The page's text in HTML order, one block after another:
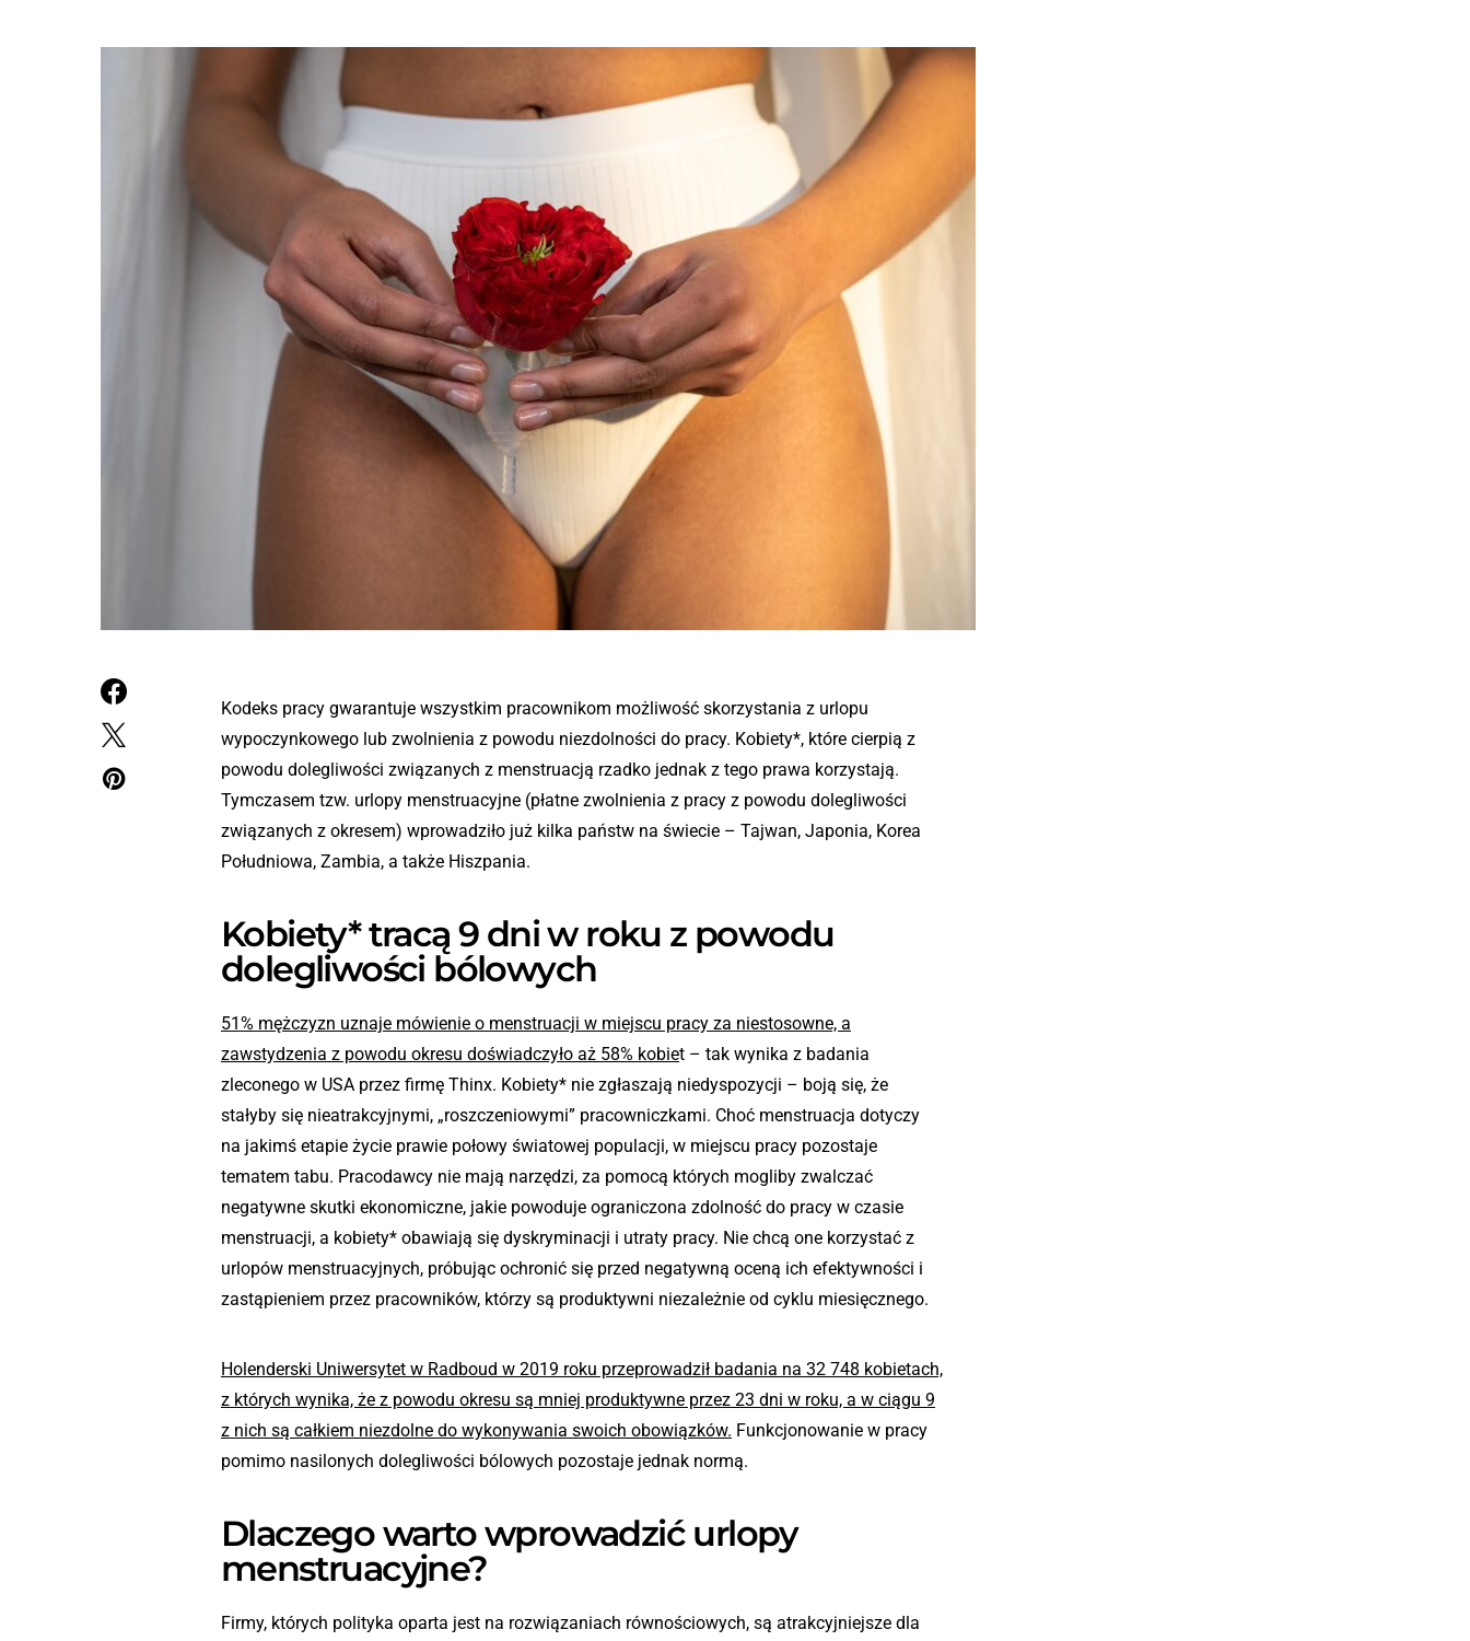
Kodeks pracy gwarantuje wszystkim pracownikom możliwość skorzystania z urlopu
wypoczynkowego lub zwolnienia z powodu niezdolności do pracy. Kobiety*, które cierpią z
powodu dolegliwości związanych z menstruacją rzadko jednak z tego prawa korzystają.
Tymczasem tzw. urlopy menstruacyjne (płatne zwolnienia z pracy z powodu dolegliwości
związanych z okresem) wprowadziło już kilka państw na świecie – Tajwan, Japonia, Korea
Południowa, Zambia, a także Hiszpania.
Kobiety* tracą 9 dni w roku z powodu
dolegliwości bólowych
51% mężczyzn uznaje mówienie o menstruacji w miejscu pracy za niestosowne, a
zawstydzenia z powodu okresu doświadczyło aż 58% kobiet – tak wynika z badania
zleconego w USA przez firmę Thinx. Kobiety* nie zgłaszają niedyspozycji – boją się, że
stałyby się nieatrakcyjnymi, „roszczeniowymi” pracowniczkami. Choć menstruacja dotyczy
na jakimś etapie życie prawie połowy światowej populacji, w miejscu pracy pozostaje
tematem tabu. Pracodawcy nie mają narzędzi, za pomocą których mogliby zwalczać
negatywne skutki ekonomiczne, jakie powoduje ograniczona zdolność do pracy w czasie
menstruacji, a kobiety* obawiają się dyskryminacji i utraty pracy. Nie chcą one korzystać z
urlopów menstruacyjnych, próbując ochronić się przed negatywną oceną ich efektywności i
zastąpieniem przez pracowników, którzy są produktywni niezależnie od cyklu miesięcznego.
Holenderski Uniwersytet w Radboud w 2019 roku przeprowadził badania na 32 748 kobietach,
z których wynika, że z powodu okresu są mniej produktywne przez 23 dni w roku, a w ciągu 9
z nich są całkiem niezdolne do wykonywania swoich obowiązków. Funkcjonowanie w pracy
pomimo nasilonych dolegliwości bólowych pozostaje jednak normą.
Dlaczego warto wprowadzić urlopy
menstruacyjne?
Firmy, których polityka oparta jest na rozwiązaniach równościowych, są atrakcyjniejsze dla